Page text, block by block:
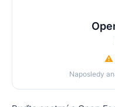
⚠️
Naposledy